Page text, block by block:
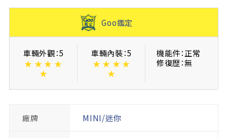
Goo鑑定
車輛外觀：5
★ ★ ★ ★
★
車輛內裝：5
★ ★ ★ ★
★
機能件：正常
修復歴：無
廠牌 MINI/迷你